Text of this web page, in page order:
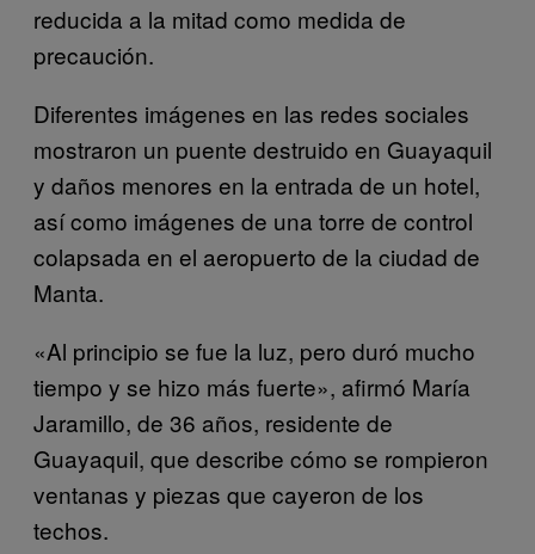
reducida a la mitad como medida de
precaución.
Diferentes imágenes en las redes sociales
mostraron un puente destruido en Guayaquil
y daños menores en la entrada de un hotel,
así como imágenes de una torre de control
colapsada en el aeropuerto de la ciudad de
Manta.
«Al principio se fue la luz, pero duró mucho
tiempo y se hizo más fuerte», afirmó María
Jaramillo, de 36 años, residente de
Guayaquil, que describe cómo se rompieron
ventanas y piezas que cayeron de los
techos.